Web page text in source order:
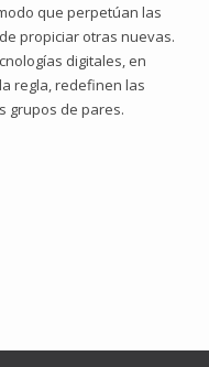
que perpetúan las
propiciar otras nuevas.
digitales, en
regla, redefinen las
grupos de pares.